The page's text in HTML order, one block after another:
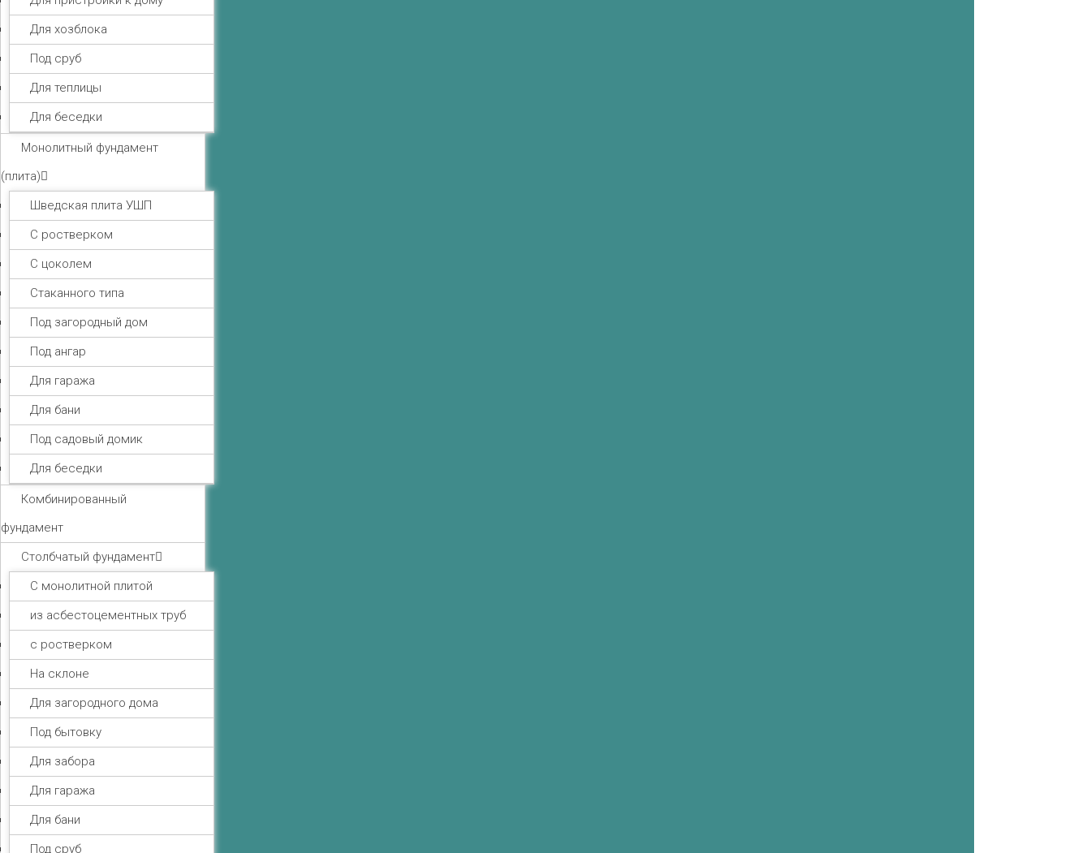
Для хозблока
Под сруб
Для теплицы
Для беседки
Монолитный фундамент
(плита)
Шведская плита УШП
С ростверком
С цоколем
Стаканного типа
Под загородный дом
Под ангар
Для гаража
Для бани
Под садовый домик
Для беседки
Комбинированный
фундамент
Столбчатый фундамент
С монолитной плитой
из асбестоцементных труб
с ростверком
На склоне
Для загородного дома
Под бытовку
Для забора
Для гаража
Для бани
Под сруб